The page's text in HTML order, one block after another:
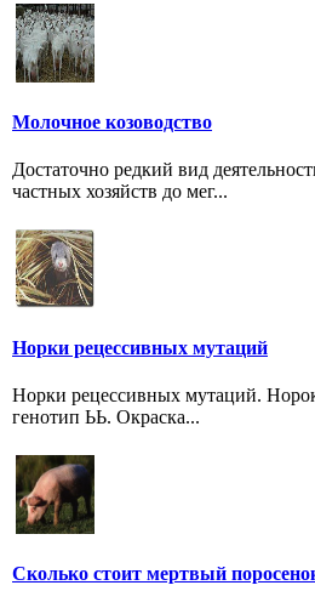
Молочное козоводство
Достаточно редкий вид
частных хозяйств до мег...
Норки рецессивных мутаций
Норки рецессивных мутаций.
генотип ЬЬ. Окраска...
Сколько стоит мертвый